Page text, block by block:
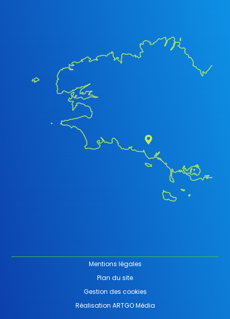
Mentions légales
Plan du site
Gestion des cookies
Réalisation ARTGO Média